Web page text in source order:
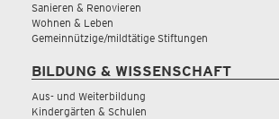
Sanieren & Renovieren
Wohnen & Leben
Gemeinnützige/mildtätige Stiftungen
BILDUNG & WISSENSCHAFT
Aus- und Weiterbildung
Kindergärten & Schulen